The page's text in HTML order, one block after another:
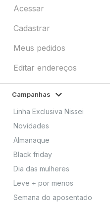
Acessar
Cadastrar
Meus pedidos
Editar endereços
Campanhas
Linha Exclusiva Nissei
Novidades
Almanaque
Black friday
Dia das mulheres
Leve + por menos
Semana do aposentado